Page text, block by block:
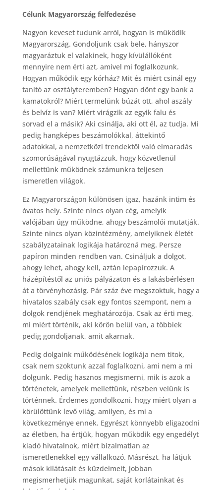
Célunk Magyarország felfedezése
Nagyon keveset tudunk arról, hogyan is működik
Magyarország. Gondoljunk csak bele, hányszor
magyaráztuk el valakinek, hogy kívülállóként
mennyire nem érti azt, amivel mi foglalkozunk.
Hogyan működik egy kórház? Mit és miért csinál egy
tanító az osztályteremben? Hogyan dönt egy bank a
kamatokról? Miért termelünk búzát ott, ahol aszály
és belvíz is van? Miért virágzik az egyik falu és
sorvad el a másik? Aki csinálja, aki ott él, az tudja. Mi
pedig hangképes beszámolókkal, áttekintő
adatokkal, a nemzetközi trendektől való elmaradás
szomorúságával nyugtázzuk, hogy közvetlenül
mellettünk működnek számunkra teljesen
ismeretlen világok.
Ez Magyarországon különösen igaz, hazánk intim és
óvatos hely. Szinte nincs olyan cég, amelyik
valójában úgy működne, ahogy beszámolói mutatják.
Szinte nincs olyan közintézmény, amelyiknek életét
szabályzatainak logikája határozná meg. Persze
papíron minden rendben van. Csináljuk a dolgot,
ahogy lehet, ahogy kell, aztán lepapírozzuk. A
házépítéstől az uniós pályázaton és a lakásbérlésen
át a törvényhozásig. Pár száz éve megszoktuk, hogy a
hivatalos szabály csak egy fontos szempont, nem a
dolgok rendjének meghatározója. Csak az érti meg,
mi miért történik, aki körön belül van, a többiek
pedig gondoljanak, amit akarnak.
Pedig dolgaink működésének logikája nem titok,
csak nem szoktunk azzal foglalkozni, ami nem a mi
dolgunk. Pedig hasznos megismerni, mik is azok a
történetek, amelyek mellettünk, részben velünk is
történnek. Érdemes gondolkozni, hogy miért olyan a
körülöttünk levő világ, amilyen, és mi a
következménye ennek. Egyrészt könnyebb eligazodni
az életben, ha értjük, hogyan működik egy engedélyt
kiadó hivatalnok, miért bizalmatlan az
ismeretlenekkel egy vállalkozó. Másrészt, ha látjuk
mások kilátásait és küzdelmeit, jobban
megismerhetjük magunkat, saját korlátainkat és